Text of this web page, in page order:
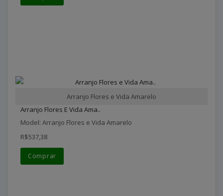
Arranjo Flores e Vida Amarelo
Arranjo Flores E Vida Ama..
Model: Arranjo Flores e Vida Amarelo
R$537,38
Comprar